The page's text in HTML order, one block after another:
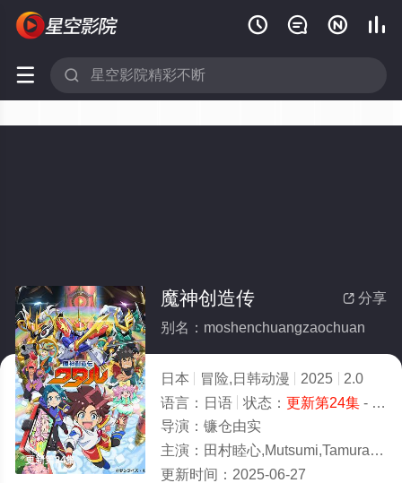
   
 
更新第24集
 分享
魔神创造传
别名：moshenchuangzaochuan
日本 冒险,日韩动漫 2025
2.0
语言： 日语 状态： 更新第24集- 免费在线观看
导演： 镰仓由实
主演： 田村睦心,Mutsumi,Tamura,种崎敦美,小西克幸,梅澤めぐ,钉宫理惠,杉田智和
更新时间： 2025-06-27